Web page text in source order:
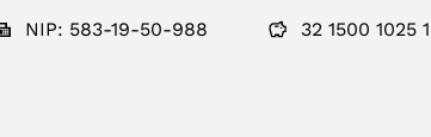
NIP: 583-19-50-988 32 1500 1025